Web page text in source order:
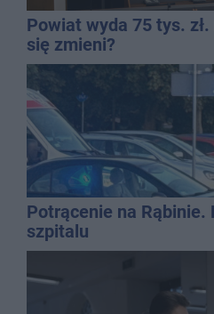
Powiat wyda 75 tys.
się zmieni?
Potrącenie na Rąbinie.
szpitalu